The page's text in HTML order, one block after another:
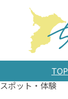
TOP
スポット・体験